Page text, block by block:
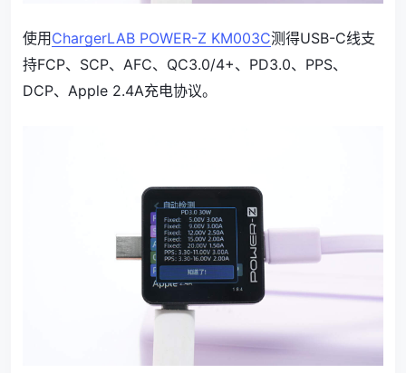
使用ChargerLAB POWER-Z KM003C测得USB-C线支
持FCP、SCP、AFC、QC3.0/4+、PD3.0、PPS、
DCP、Apple 2.4A充电协议。